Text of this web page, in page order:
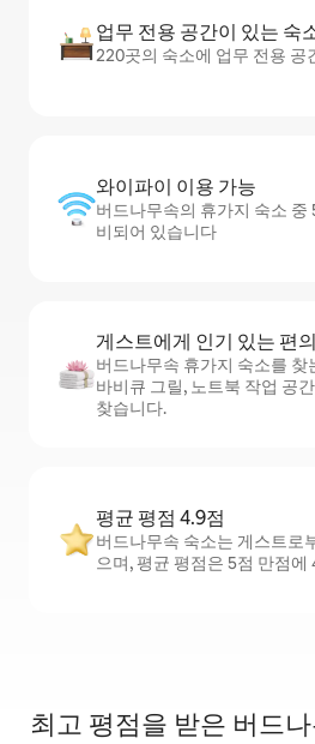
업무 전용 공간이 있는 숙
220곳의 숙소에 업무 전용 공
와이파이 이용 가능
버드나무속의 휴가지 숙소 중
비되어 있습니다
게스트에게 인기 있는 편
버드나무속 휴가지 숙소를
바비큐 그릴, 노트북 작업 공
찾습니다.
평균 평점 4.9점
버드나무속 숙소는 게스트로
으며, 평균 평점은 5점 만점에
최고 평점을 받은 버드